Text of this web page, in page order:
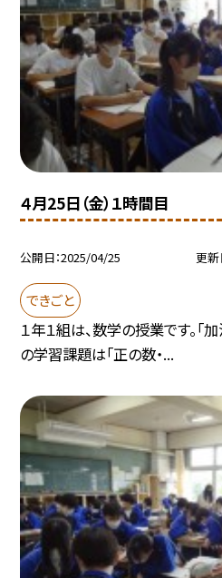
４月25日（金）１時間目
公開日 2025/04/25 更新
できごと
１年１組は、数学の授業です。「
の学習課題は「正の数・...